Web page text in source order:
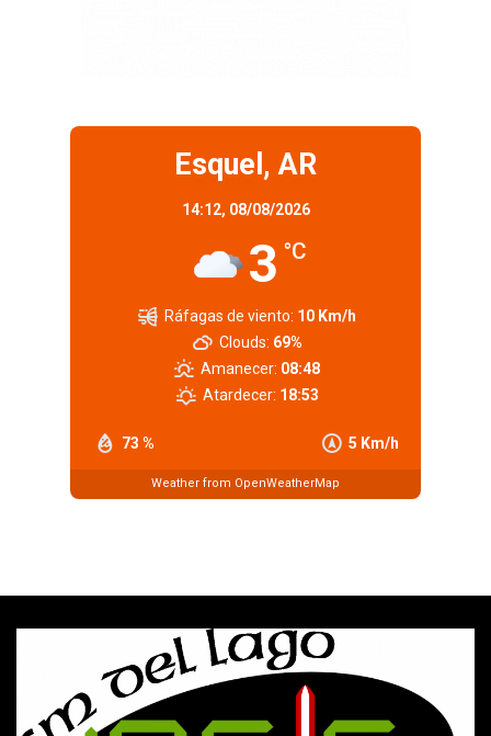
Esquel, AR
14:12, 08/08/2026
3 °C
73 % 5 Km/h
Ráfagas de viento: 10 Km/h
Clouds: 69%
Amanecer: 08:48
Atardecer: 18:53
Weather from OpenWeatherMap